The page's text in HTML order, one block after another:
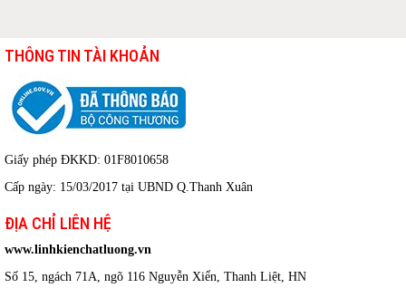
THÔNG TIN TÀI KHOẢN
Giấy phép ĐKKD: 01F8010658
Cấp ngày: 15/03/2017 tại UBND Q.Thanh Xuân
ĐỊA CHỈ LIÊN HỆ
www.linhkienchatluong.vn
Số 15, ngách 71A, ngõ 116 Nguyễn Xiển, Thanh Liệt, HN